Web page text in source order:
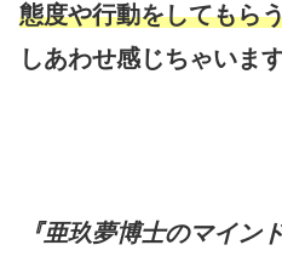
態度や行動をしてもら
しあわせ感じちゃいま
『亜玖夢博士のマイン